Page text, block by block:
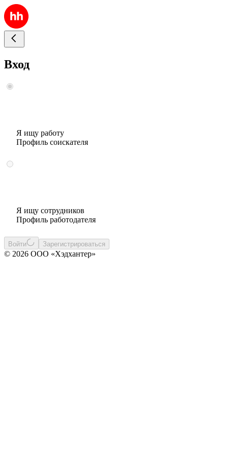
Вход
Я ищу работу
Профиль соискателя
Я ищу сотрудников
Профиль работодателя
Войти Зарегистрироваться
© 2026 ООО «Хэдхантер»